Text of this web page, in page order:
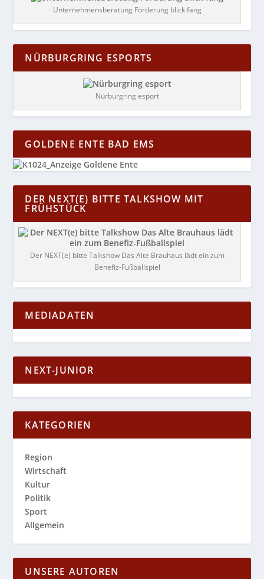
Unternehmensberatung Förderung blick fang
NÜRBURGRING ESPORTS
Nürburgring esport
GOLDENE ENTE BAD EMS
DER NEXT(E) BITTE TALKSHOW MIT
FRÜHSTÜCK
Der NEXT(e) bitte Talkshow Das Alte Brauhaus lädt ein zum
Benefiz-Fußballspiel
MEDIADATEN
NEXT-JUNIOR
KATEGORIEN
Region
Wirtschaft
Kultur
Politik
Sport
Allgemein
UNSERE AUTOREN